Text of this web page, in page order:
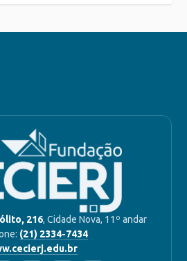
216, Cidade Nova, 11º andar
(21) 2334-7434